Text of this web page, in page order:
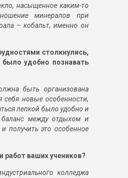
насыщенное каким-то
минералов при
– кобальт, именно он
столкнулись,
удобно познавать
быть организована
новые особенности,
лепкой было удобно и
между отдыхом и
получить это особенное
работ ваших учеников?
колледжа